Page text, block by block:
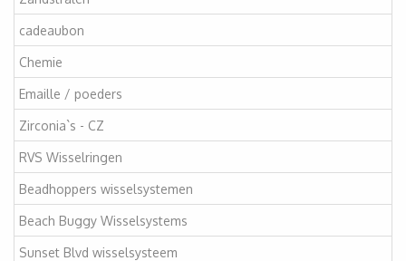
cadeaubon
Chemie
Emaille / poeders
Zirconia`s - CZ
RVS Wisselringen
Beadhoppers wisselsystemen
Beach Buggy Wisselsystems
Sunset Blvd wisselsysteem